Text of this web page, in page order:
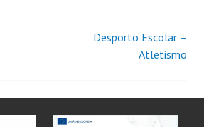
Desporto Escolar –
Atletismo